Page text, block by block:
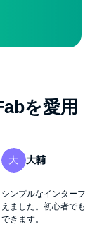
を愛用
大 大輔
シンプルなインターフ
えました。初心者でも
できます。